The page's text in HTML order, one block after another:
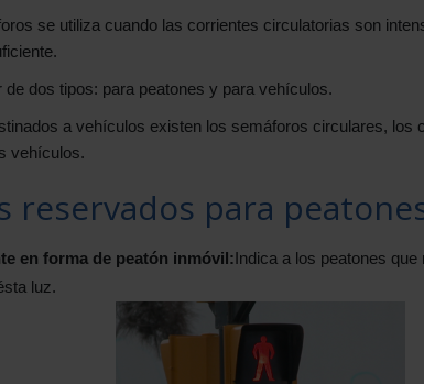
se utiliza cuando las corrientes circulatorias son
dos tipos: para peatones y para vehículos.
a vehículos existen los semáforos circulares, los
vehículos.
reservados para
en forma de peatón inmóvil:Indica a los peatones
luz.